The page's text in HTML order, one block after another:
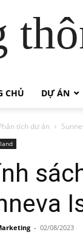
CHỦ DỰ ÁN
tích dự án
- 02/08/2023